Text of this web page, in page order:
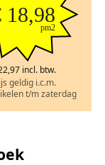
18,98
pm2
incl. btw.
geldig i.c.m.
t/m zaterdag